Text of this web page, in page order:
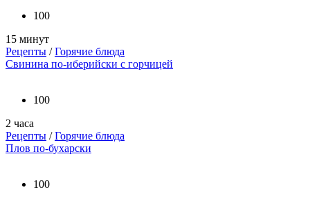
100
15 минут
Рецепты /Горячие блюда
Свинина по-иберийски с горчицей
100
2 часа
Рецепты /Горячие блюда
Плов по-бухарски
100